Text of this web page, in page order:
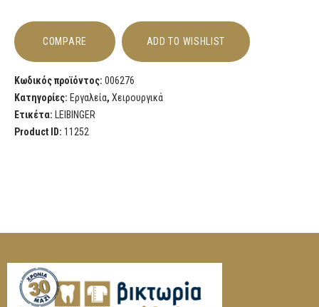
COMPARE ADD TO WISHLIST
Κωδικός προϊόντος: 006276
Κατηγορίες: Εργαλεία, Χειρουργικά
Ετικέτα: LEIBINGER
Product ID: 11252